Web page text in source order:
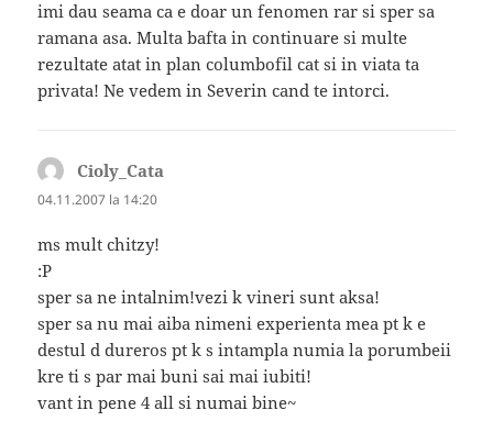
imi dau seama ca e doar un fenomen rar si sper sa
ramana asa. Multa bafta in continuare si multe
rezultate atat in plan columbofil cat si in viata ta
privata! Ne vedem in Severin cand te intorci.
Cioly_Cata
04.11.2007 la 14:20
ms mult chitzy!
:P
sper sa ne intalnim!vezi k vineri sunt aksa!
sper sa nu mai aiba nimeni experienta mea pt k e
destul d dureros pt k s intampla numia la porumbeii
kre ti s par mai buni sai mai iubiti!
vant in pene 4 all si numai bine~